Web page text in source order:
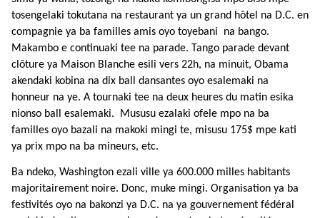
tosengelaki tokutana na restaurant ya un grand hôtel na D.C. en
compagnie ya ba familles amis oyo toyebani na bango.
Makambo e continuaki tee na parade. Tango parade devant
clôture ya Maison Blanche esili vers 22h, na minuit, Obama
akendaki kobina na dix ball dansantes oyo esalemaki na
honneur na ye. A tournaki tee na deux heures du matin esika
nionso ball esalemaki. Mususu ezalaki ofele mpo na ba
familles oyo bazali na makoki mingi te, misusu 175$ mpe kati
ya prix mpo na ba mineurs, etc.
Ba ndeko, Washington ezali ville ya 600.000 milles habitants
majoritairement noire. Donc, muke mingi. Organisation ya ba
festivités oyo na bakonzi ya D.C. na ya gouvernement fédéral